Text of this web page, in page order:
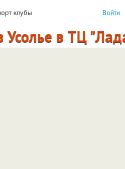
клубы
Усолье в ТЦ
Войти